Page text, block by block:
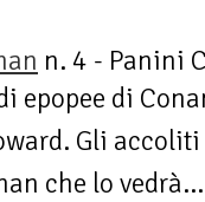
n. 4 - Panini
epopee di
Gli
che lo vedrà...